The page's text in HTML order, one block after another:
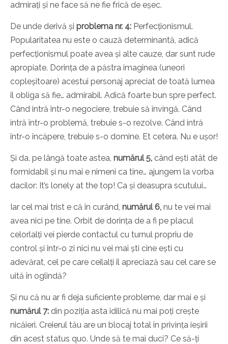
admirați și ne face să ne fie frică de eșec.
De unde derivă și problema nr. 4: Perfecționismul.
Popularitatea nu este o cauză determinantă, adică
perfecționismul poate avea și alte cauze, dar sunt rude
apropiate. Dorința de a păstra imaginea (uneori
copleșitoare) acestui personaj apreciat de toată lumea
îl obliga să fie… admirabil. Adică foarte bun spre perfect.
Când intră într-o negociere, trebuie să învingă. Când
intră într-o problemă, trebuie s-o rezolve. Când intră
într-o încăpere, trebuie s-o domine. Et cetera. Nu e ușor!
Și da, pe lângă toate astea, numărul 5, când ești atât de
formidabil și nu mai e nimeni ca tine… ajungem la vorba
dacilor: It’s lonely at the top! Ca și deasupra scutului…
Iar cel mai trist e că în curând, numărul 6, nu te vei mai
avea nici pe tine. Orbit de dorința de a fi pe placul
celorlalți vei pierde contactul cu turnul propriu de
control și într-o zi nici nu vei mai ști cine ești cu
adevărat, cel pe care ceilalți îl apreciază sau cel care se
uită în oglindă?
Și nu că nu ar fi deja suficiente probleme, dar mai e și
numărul 7: din poziția asta idilică nu mai poți crește
nicăieri. Creierul tău are un blocaj total în privința ieșirii
din acest status quo. Unde să te mai duci? Ce să-ți